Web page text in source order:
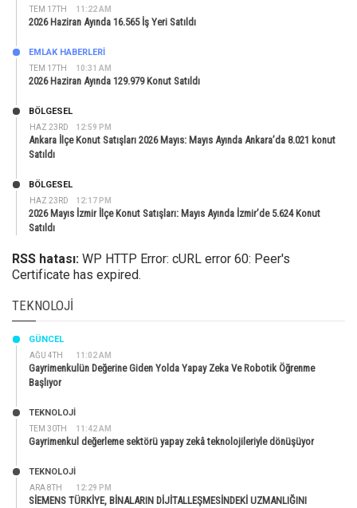
TEM 17TH 11:22 AM
2026 Haziran Ayında 16.565 İş Yeri Satıldı
TEM 17TH 10:31 AM
EMLAK HABERLERI
2026 Haziran Ayında 129.979 Konut Satıldı
HAZ 23RD 12:59 PM
BÖLGESEL
Ankara İlçe Konut Satışları 2026 Mayıs: Mayıs Ayında Ankara’da 8.021 konut
Satıldı
HAZ 23RD 12:17 PM
BÖLGESEL
2026 Mayıs İzmir İlçe Konut Satışları: Mayıs Ayında İzmir’de 5.624 Konut
Satıldı
RSS hatası: WP HTTP Error: cURL error 60: Peer's
Certificate has expired.
TEKNOLOJI
AĞU 4TH 11:02 AM
GÜNCEL
Gayrimenkulün Değerine Giden Yolda Yapay Zeka Ve Robotik Öğrenme
Başlıyor
TEM 30TH 11:42 AM
TEKNOLOJİ
Gayrimenkul değerleme sektörü yapay zekâ teknolojileriyle dönüşüyor
ARA 8TH 12:29 PM
TEKNOLOJİ
SİEMENS TÜRKİYE, BİNALARIN DİJİTALLEŞMESİNDEKİ UZMANLIĞINI